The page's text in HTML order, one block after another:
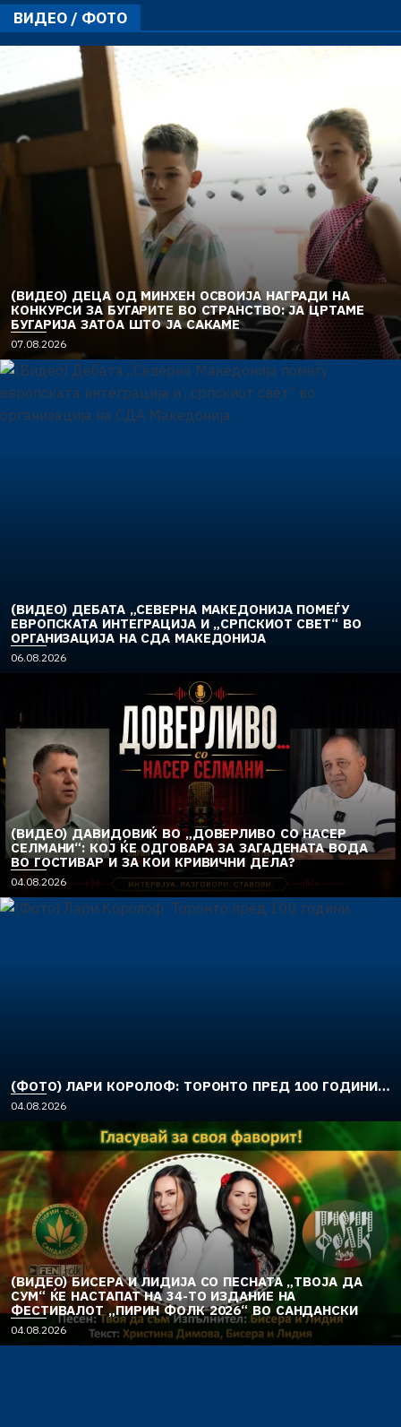
ВИДЕО / ФОТО
(ВИДЕО) ДЕЦА ОД МИНХЕН ОСВОИЈА НАГРАДИ НА
КОНКУРСИ ЗА БУГАРИТЕ ВО СТРАНСТВО: ЈА ЦРТАМЕ
БУГАРИЈА ЗАТОА ШТО ЈА САКАМЕ
07.08.2026
(ВИДЕО) ДЕБАТА „СЕВЕРНА МАКЕДОНИЈА ПОМЕЃУ
ЕВРОПСКАТА ИНТЕГРАЦИЈА И „СРПСКИОТ СВЕТ“ ВО
ОРГАНИЗАЦИЈА НА СДА МАКЕДОНИЈА
06.08.2026
(ВИДЕО) ДАВИДОВИЌ ВО „ДОВЕРЛИВО СО НАСЕР
СЕЛМАНИ“: КОЈ ЌЕ ОДГОВАРА ЗА ЗАГАДЕНАТА ВОДА
ВО ГОСТИВАР И ЗА КОИ КРИВИЧНИ ДЕЛА?
04.08.2026
(ФОТО) ЛАРИ КОРОЛОФ: ТОРОНТО ПРЕД 100 ГОДИНИ…
04.08.2026
(ВИДЕО) БИСЕРА И ЛИДИЈА СО ПЕСНАТА „ТВОЈА ДА
СУМ“ ЌЕ НАСТАПАТ НА 34-ТО ИЗДАНИЕ НА
ФЕСТИВАЛОТ „ПИРИН ФОЛК 2026“ ВО САНДАНСКИ
04.08.2026